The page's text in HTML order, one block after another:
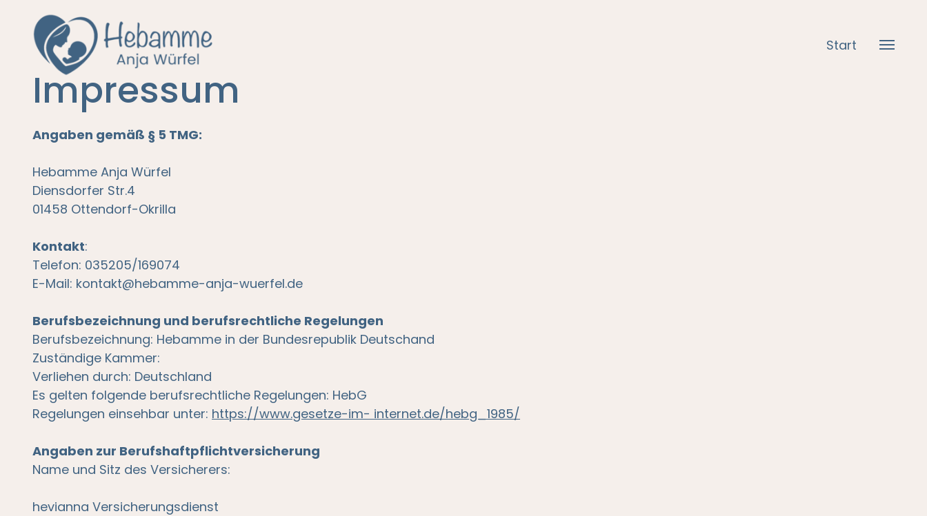
Start
Impressum
Angaben gemäß § 5 TMG:
Hebamme Anja Würfel
Diensdorfer Str.4
01458 Ottendorf-Okrilla
Kontakt:
Telefon: 035205/169074
E-Mail: kontakt@hebamme-anja-wuerfel.de
Berufsbezeichnung und berufsrechtliche Regelungen
Berufsbezeichnung: Hebamme in der Bundesrepublik Deutschand
Zuständige Kammer:
Verliehen durch: Deutschland
Es gelten folgende berufsrechtliche Regelungen: HebG
Regelungen einsehbar unter: https://www.gesetze-im- internet.de/hebg_1985/
Angaben zur Berufshaftpflichtversicherung
Name und Sitz des Versicherers:
hevianna Versicherungsdienst